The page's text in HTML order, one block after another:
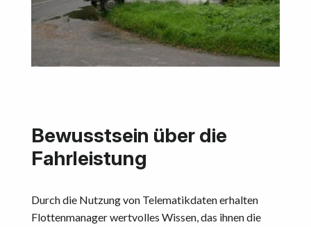
Bewusstsein über die
Fahrleistung
Durch die Nutzung von Telematikdaten erhalten
Flottenmanager wertvolles Wissen, das ihnen die